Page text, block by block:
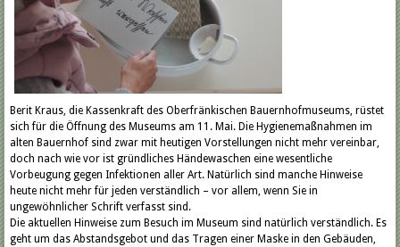
Berit Kraus, die Kassenkraft des Oberfränkischen Bauernhofmuseums, rüstet
sich für die Öffnung des Museums am 11. Mai. Die Hygienemaßnahmen im
alten Bauernhof sind zwar mit heutigen Vorstellungen nicht mehr vereinbar,
doch nach wie vor ist gründliches Händewaschen eine wesentliche
Vorbeugung gegen Infektionen aller Art. Natürlich sind manche Hinweise
heute nicht mehr für jeden verständlich – vor allem, wenn Sie in
ungewöhnlicher Schrift verfasst sind.
Die aktuellen Hinweise zum Besuch im Museum sind natürlich verständlich. Es
geht um das Abstandsgebot und das Tragen einer Maske in den Gebäuden,